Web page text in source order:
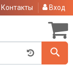
Контакты Вход